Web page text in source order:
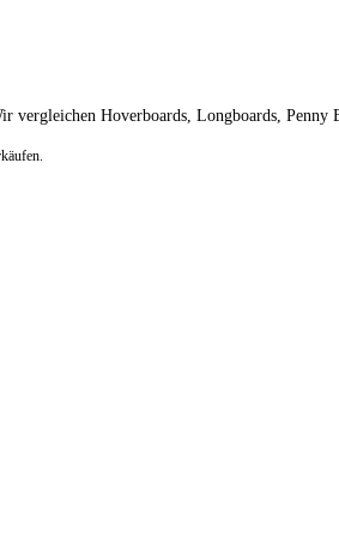
vergleichen Hoverboards, Longboards,